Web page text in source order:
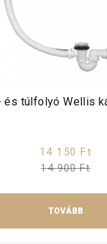
és túlfolyó Wellis
14 150 Ft
14 900 Ft
TOVÁBB